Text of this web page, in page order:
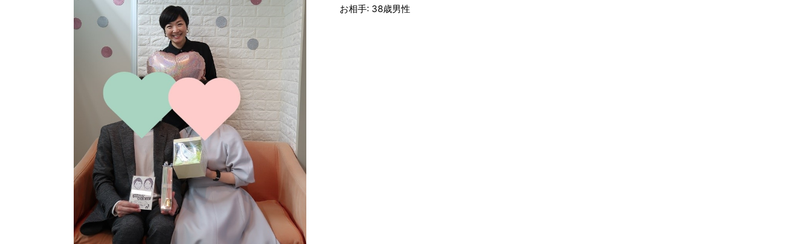
お相手: 38歳男性